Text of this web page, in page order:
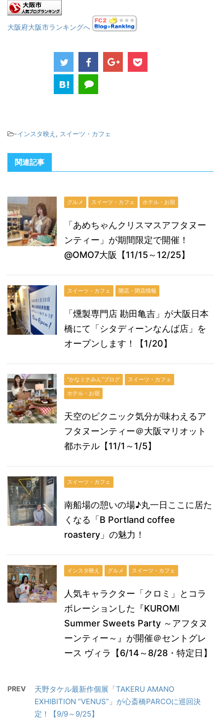
大阪府大阪市ランキングへ
-インスタ映え , スイーツ・カフェ
関連記事
グルメ スイーツ・カフェ ホテル・お宿
「あめちゃんクリスマスアフタヌー
ンティー」が期間限定で開催！
@OMO7大阪【11/15～12/25】
スイーツ・カフェ 開店・閉店情報
「燻製専門店 勘田亀吉」が大阪日本
橋にて「シタディーンなんば店」を
オープンします！【1/20】
“かなミナみん”ブログ
スイーツ・カフェ
ホテル・お宿
天空のピクニック気分が味わえるア
フタヌーンティー＠大阪マリオット
都ホテル【11/1～1/5】
スイーツ・カフェ
南船場の憩いの場♪丸一日ここに居た
くなる「B Portland coffee
roastery」の魅力！
インスタ映え グルメ スイーツ・カフェ
人気キャラクター「クロミ」とコラ
ボレーションした『KUROMI
Summer Sweets Party ～アフタヌ
ーンティー～』が開催＠セントグレ
ース ヴィラ【6/14～8/28・特定日】
PREV
天野タケル最新作個展「TAKERU AMANO
EXHIBITION “VENUS”」が心斎橋PARCOに巡回決
定！【9/9～9/25】